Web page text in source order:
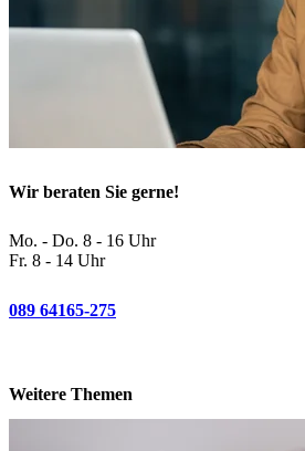
Wir beraten Sie gerne!
Mo. - Do. 8 - 16 Uhr
Fr. 8 - 14 Uhr
089 64165-275
Weitere Themen